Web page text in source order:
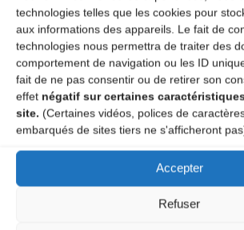
technologies telles que les cookies pour
aux informations des appareils. Le fait de
technologies nous permettra de traiter des
comportement de navigation ou les ID
fait de ne pas consentir ou de retirer son
effet négatif sur certaines
site. (Certaines vidéos, polices de
embarqués de sites tiers ne s'afficheront
Accepter
Refuser
Agenda
Bal traditionnel des Ateliers des Arts
Concert – L’Oreve (Cie
Laisser un
commentaire